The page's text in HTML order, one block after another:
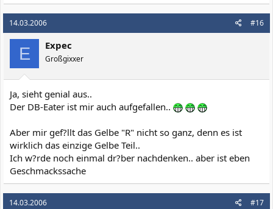
14.03.2006 #16
E Expec
Großgixxer
Ja, sieht genial aus..
Der DB-Eater ist mir auch aufgefallen..
Aber mir gef?llt das Gelbe "R" nicht so ganz, denn es ist
wirklich das einzige Gelbe Teil..
Ich w?rde noch einmal dr?ber nachdenken.. aber ist eben
Geschmackssache
14.03.2006 #17